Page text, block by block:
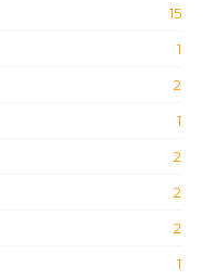
15
1
2
1
2
2
2
1